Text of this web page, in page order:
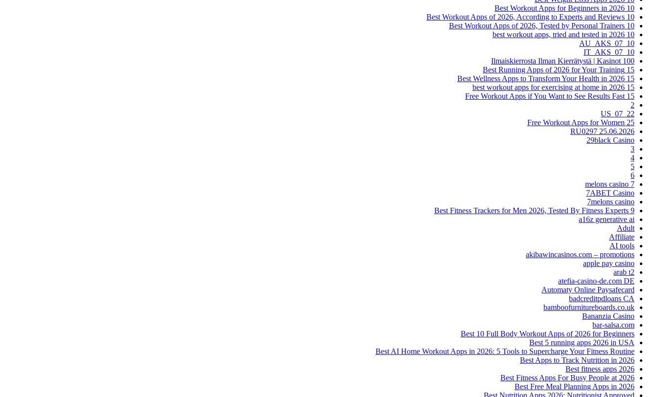
10 Best Workout Apps for Beginners in 2026
10 Best Workout Apps of 2026, According to Experts and Reviews
10 Best Workout Apps of 2026, Tested by Personal Trainers
10 best workout apps, tried and tested in 2026
10_07_AU_AKS
10_07_IT_AKS
100 Ilmaiskierrosta Ilman Kierrätystä | Kasinot
15 Best Running Apps of 2026 for Your Training
15 Best Wellness Apps to Transform Your Health in 2026
15 best workout apps for exercising at home in 2026
15 Free Workout Apps if You Want to See Results Fast
2
22_07_US
25 Free Workout Apps for Women
25.06.2026 RU0297
29black Casino
3
4
5
6
7 melons casino
7ABET Casino
7melons casino
9 Best Fitness Trackers for Men 2026, Tested By Fitness Experts
a16z generative ai
Adult
Affiliate
AI tools
akibawincasinos.com – promotions
apple pay casino
arab t2
atefia-casino-de.com DE
Automaty Online Paysafecard
badcreditpdloans CA
bamboofurnitureboards.co.uk
Bananzia Casino
bar-salsa.com
Best 10 Full Body Workout Apps of 2026 for Beginners
Best 5 running apps 2026 in USA
Best AI Home Workout Apps in 2026: 5 Tools to Supercharge Your Fitness Routine
Best Apps to Track Nutrition in 2026
Best fitness apps 2026
Best Fitness Apps For Busy People at 2026
Best Free Meal Planning Apps in 2026